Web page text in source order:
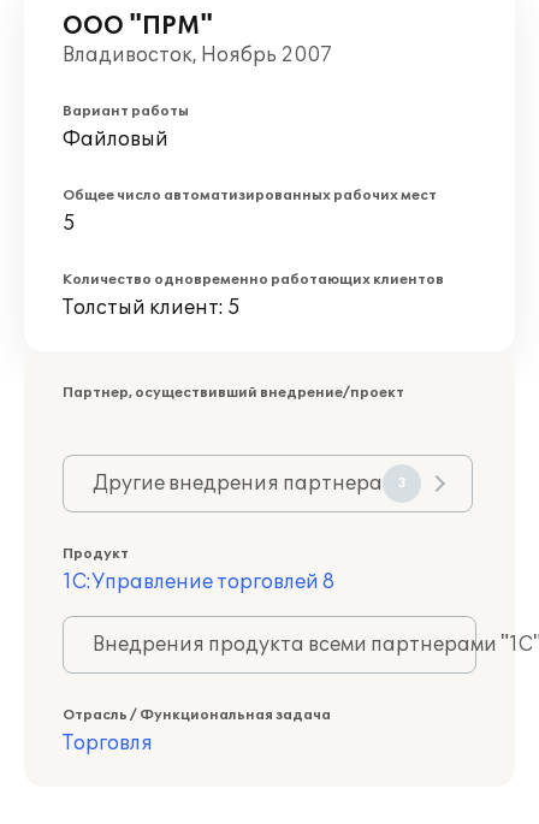
ООО "ПРМ"
Владивосток, Ноябрь 2007
Вариант работы
Файловый
Общее число автоматизированных рабочих мест
5
Количество одновременно работающих клиентов
Толстый клиент: 5
Партнер, осуществивший внедрение/проект
Другие внедрения партнера 3
Продукт
1С:Управление торговлей 8
Внедрения продукта всеми партнерами
Отрасль / Функциональная задача
Торговля